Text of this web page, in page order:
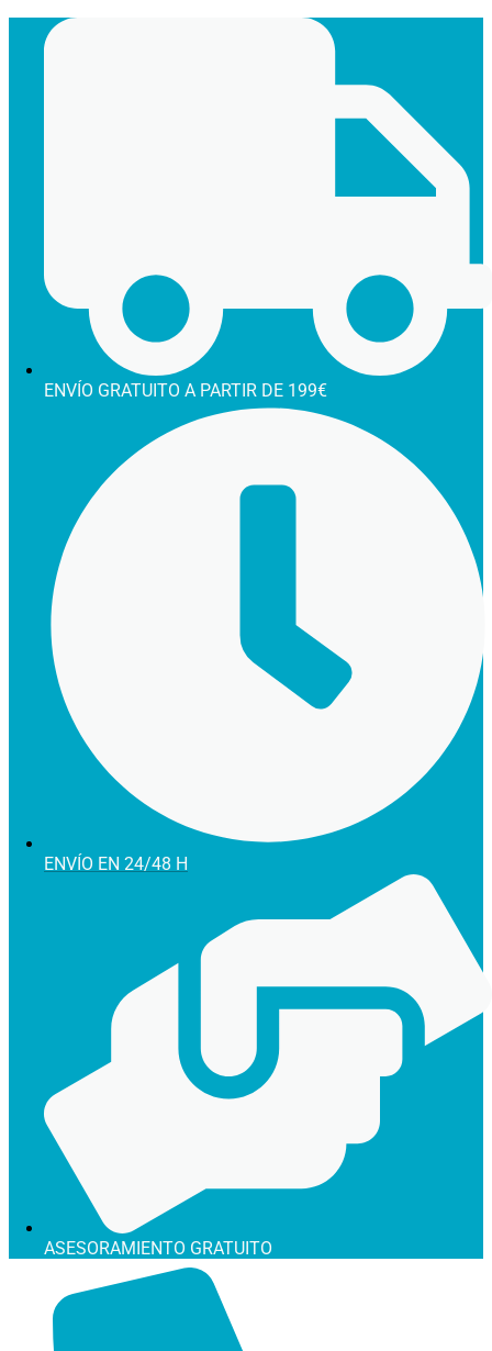
Ir
ENVÍO GRATUITO A PARTIR DE 199€
ENVÍO EN 24/48 H
ASESORAMIENTO GRATUITO